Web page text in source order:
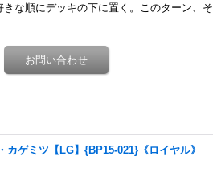
な順にデッキの下に置く。このターン、
カゲミツ【LG】{BP15-021}《ロイヤル》